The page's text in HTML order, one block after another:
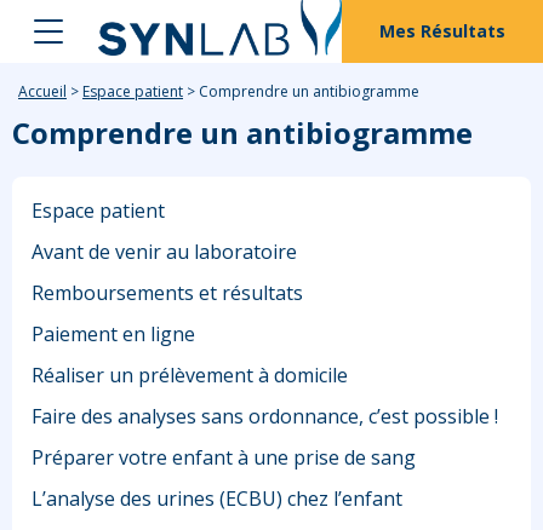
Mes Résultats
Accueil > Espace patient > Comprendre un antibiogramme
Comprendre un antibiogramme
Espace patient
Avant de venir au laboratoire
Remboursements et résultats
Paiement en ligne
Réaliser un prélèvement à domicile
Faire des analyses sans ordonnance, c’est possible !
Préparer votre enfant à une prise de sang
L’analyse des urines (ECBU) chez l’enfant